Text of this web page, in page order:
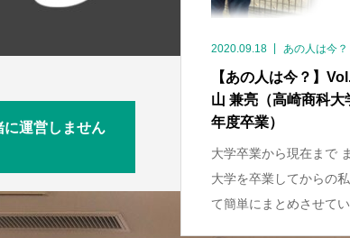
2020.09.18 あの人は今？
【あの人は今？】
山 兼亮（高崎商科大
年度卒業）
大学卒業から現在まで
大学を卒業してからの
て簡単にまとめさせてい
運営しません